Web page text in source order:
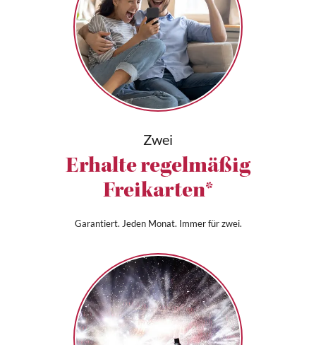
Zwei
Erhalte regelmäßig
Freikarten*
Garantiert. Jeden Monat. Immer für zwei.